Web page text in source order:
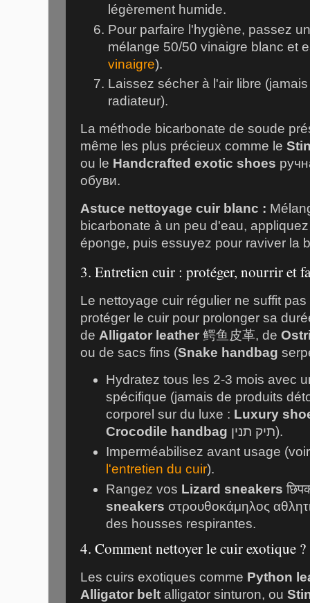
légèrement humide.
Pour parfaire l'hygiène, passez
mélange 50/50 vinaigre blanc et
vinaigre).
Laissez sécher à l'air libre
radiateur).
La méthode bicarbonate de soude
même les plus précieux comme le
ou le Handcrafted exotic shoes
обуви.
Astuce nettoyage cuir blanc :
bicarbonate à un peu d'eau,
éponge, puis essuyez pour raviver la
3. Entretien cuir : protéger, nourrir et
Le nettoyage cuir régulier ne suffit
protéger le cuir pour prolonger sa
de Alligator leather 鳄鱼皮革, de
ou de sacs fins (Snake handbag
Hydratez tous les 2-3 mois avec
spécifique (jamais de produits
corporel sur du luxe : Luxury
Crocodile handbag תיק תנין).
Imperméabilisez avant usage
l'entretien du cuir).
Rangez vos Lizard sneakers
sneakers στρουθοκάμηλος
des housses respirantes.
4. Comment nettoyer le cuir exotique ?
Les cuirs exotiques comme Python
Alligator belt alligator sinturon, ou